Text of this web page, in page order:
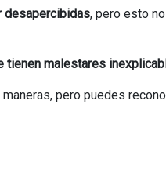
desapercibidas, pero esto
tienen malestares
pero puedes